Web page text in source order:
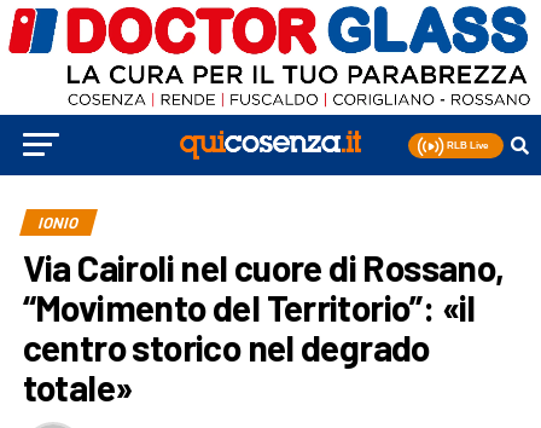
IONIO
Via Cairoli nel cuore di Rossano,
“Movimento del Territorio”: «il
centro storico nel degrado
totale»